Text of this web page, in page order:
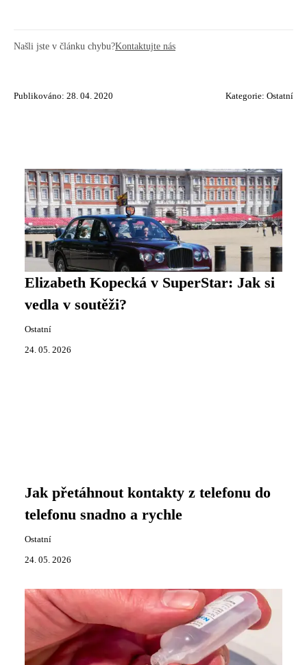
Našli jste v článku chybu?Kontaktujte nás
Publikováno: 28. 04. 2020 Kategorie: Ostatní
Elizabeth Kopecká v SuperStar: Jak si
vedla v soutěži?
Ostatní
24. 05. 2026
Jak přetáhnout kontakty z telefonu do
telefonu snadno a rychle
Ostatní
24. 05. 2026